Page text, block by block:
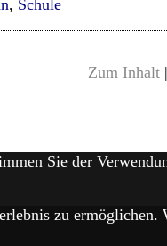
, Schule
Zum Inhalt |
Sie der
zu ermöglichen.